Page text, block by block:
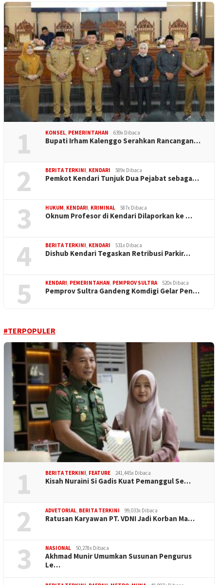
1 KONSEL PEMERINTAHAN 639x Dibaca
Bupati Irham Kalenggo Serahkan Rancangan…
2 BERITA TERKINI KENDARI 589x Dibaca
Pemkot Kendari Tunjuk Dua Pejabat sebaga…
3 HUKUM KENDARI KRIMINAL 587x Dibaca
Oknum Profesor di Kendari Dilaporkan ke …
4 BERITA TERKINI KENDARI 531x Dibaca
Dishub Kendari Tegaskan Retribusi Parkir…
5 KENDARI PEMERINTAHAN PEMPROV SULTRA 520x Dibaca
Pemprov Sultra Gandeng Komdigi Gelar Pen…
#TERPOPULER
1 BERITA TERKINI FEATURE 241,445x Dibaca
Kisah Nuraini Si Gadis Kuat Pemanggul Se…
2 ADVETORIAL BERITA TERKINI 99,033x Dibaca
Ratusan Karyawan PT. VDNI Jadi Korban Ma…
3 NASIONAL 50,278x Dibaca
Akhmad Munir Umumkan Susunan Pengurus
Le…